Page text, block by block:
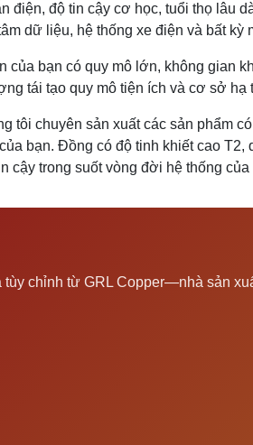
điện, độ tin cậy cơ học, tuổi thọ lâu
dữ liệu, hệ thống xe điện và bất
của bạn có quy mô lớn, không gian
tái tạo quy mô tiện ích và cơ sở hạ
tôi chuyên sản xuất các sản phẩm
bạn. Đồng có độ tinh khiết cao
cậy trong suốt vòng đời hệ thống của
tùy chỉnh từ GRL Copper—nhà sản